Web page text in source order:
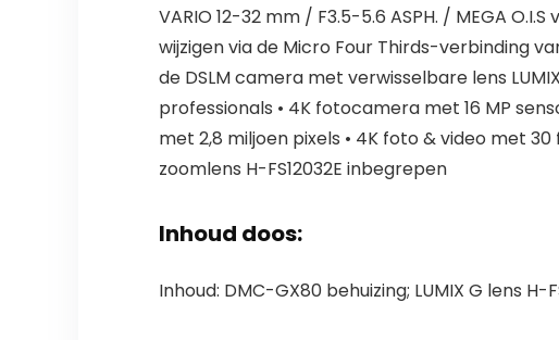
VARIO 12-32 mm / F3.5-5.6 ASPH. / MEGA
wijzigen via de Micro Four Thirds-verbinding
de DSLM camera met verwisselbare lens
professionals • 4K fotocamera met 16 MP
met 2,8 miljoen pixels • 4K foto & video met
zoomlens H-FS12032E inbegrepen
Inhoud doos:
Inhoud: DMC-GX80 behuizing; LUMIX G lens